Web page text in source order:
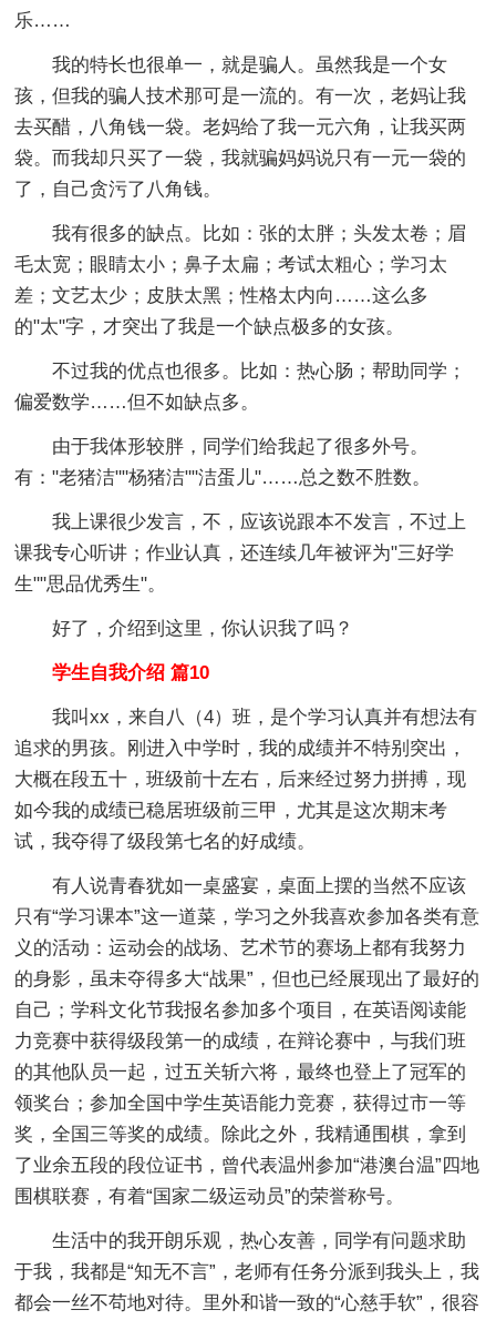
乐……
我的特长也很单一，就是骗人。虽然我是一个女
孩，但我的骗人技术那可是一流的。有一次，老妈让我
去买醋，八角钱一袋。老妈给了我一元六角，让我买两
袋。而我却只买了一袋，我就骗妈妈说只有一元一袋的
了，自己贪污了八角钱。
我有很多的缺点。比如：张的太胖；头发太卷；眉
毛太宽；眼睛太小；鼻子太扁；考试太粗心；学习太
差；文艺太少；皮肤太黑；性格太内向……这么多
的"太"字，才突出了我是一个缺点极多的女孩。
不过我的优点也很多。比如：热心肠；帮助同学；
偏爱数学……但不如缺点多。
由于我体形较胖，同学们给我起了很多外号。
有："老猪洁""杨猪洁""洁蛋儿"……总之数不胜数。
我上课很少发言，不，应该说跟本不发言，不过上
课我专心听讲；作业认真，还连续几年被评为"三好学
生""思品优秀生"。
好了，介绍到这里，你认识我了吗？
学生自我介绍 篇10
我叫xx，来自八（4）班，是个学习认真并有想法有
追求的男孩。刚进入中学时，我的成绩并不特别突出，
大概在段五十，班级前十左右，后来经过努力拼搏，现
如今我的成绩已稳居班级前三甲，尤其是这次期末考
试，我夺得了级段第七名的好成绩。
有人说青春犹如一桌盛宴，桌面上摆的当然不应该
只有“学习课本”这一道菜，学习之外我喜欢参加各类有意
义的活动：运动会的战场、艺术节的赛场上都有我努力
的身影，虽未夺得多大“战果”，但也已经展现出了最好的
自己；学科文化节我报名参加多个项目，在英语阅读能
力竞赛中获得级段第一的成绩，在辩论赛中，与我们班
的其他队员一起，过五关斩六将，最终也登上了冠军的
领奖台；参加全国中学生英语能力竞赛，获得过市一等
奖，全国三等奖的成绩。除此之外，我精通围棋，拿到
了业余五段的段位证书，曾代表温州参加“港澳台温”四地
围棋联赛，有着“国家二级运动员”的荣誉称号。
生活中的我开朗乐观，热心友善，同学有问题求助
于我，我都是“知无不言”，老师有任务分派到我头上，我
都会一丝不苟地对待。里外和谐一致的“心慈手软”，很容